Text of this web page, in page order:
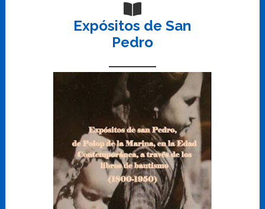
Expósitos de San
Pedro